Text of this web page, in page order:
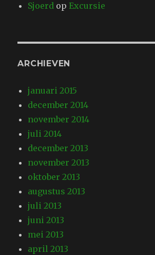
Sjoerd opExcursie
ARCHIEVEN
januari 2015
december 2014
november 2014
juli 2014
december 2013
november 2013
oktober 2013
augustus 2013
juli 2013
juni 2013
mei 2013
april 2013